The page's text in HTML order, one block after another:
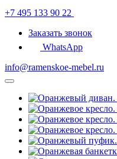
+7 495 133 90 22
Заказать звонок
WhatsApp
info@ramenskoe-mebel.ru